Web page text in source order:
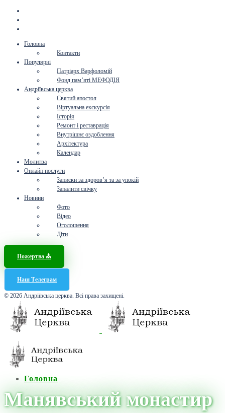
Головна
Контакти
Популярні
Патріарх Варфоломій
Фонд пам’яті МЕФОДІЯ
Андріївська церква
Святий апостол
Віртуальна екскурсія
Історія
Ремонт і реставрація
Внутрішнє оздоблення
Архітектура
Календар
Молитва
Онлайн послуги
Записки за здоров’я та за упокій
Запалити свічку
Новини
Фото
Відео
Оголошення
Діти
Пожертва ⛪️
Наш Телеграм
© 2026 Андріївська церква. Всі права захищені.
Головна
Манявський монастир